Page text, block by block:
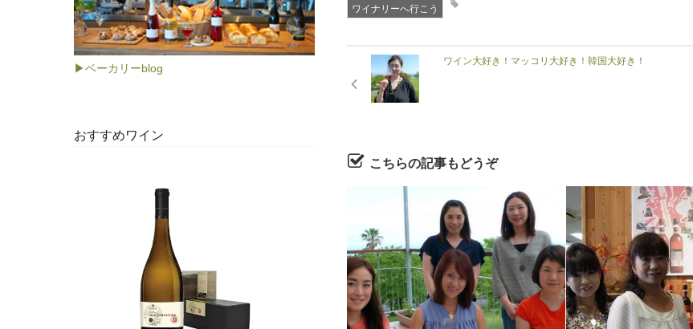
ワイナリーへ行こう
ワイン大好き！マッコリ大好き！韓国大好き！
こちらの記事もどうぞ
▶ベーカリーblog
おすすめワイン